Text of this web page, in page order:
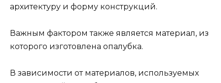
архитектуру и форму конструкций.
Важным фактором также является материал, из
которого изготовлена опалубка.
В зависимости от материалов, используемых